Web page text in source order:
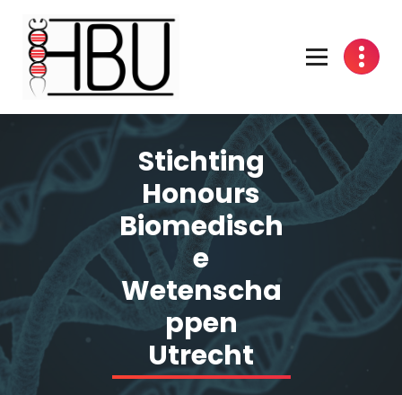
naar
inhoud
Stichting
Honours
Biomedisch
e
Wetenscha
ppen
Utrecht